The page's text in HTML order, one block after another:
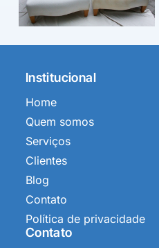
Institucional
Home
Quem somos
Serviços
Clientes
Blog
Contato
Política de privacidade
Contato